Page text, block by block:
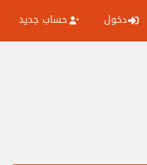
دخول حساب جديد